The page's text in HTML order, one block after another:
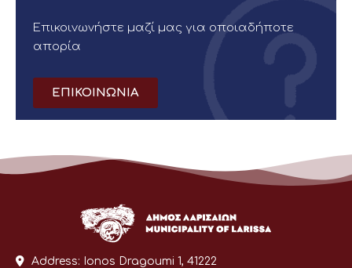
Επικοινωνήστε μαζί μας για οποιαδήποτε
απορία
ΕΠΙΚΟΙΝΩΝΙΑ
Address: Ionos Dragoumi 1, 41222